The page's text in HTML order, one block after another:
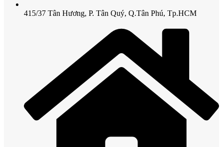
415/37 Tân Hương, P. Tân Quý, Q.Tân Phú, Tp.HCM